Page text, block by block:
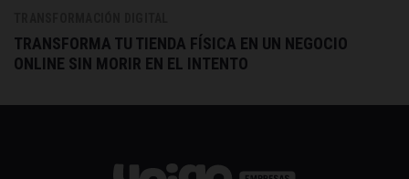
TRANSFORMA TU TIENDA FÍSICA EN UN NEGOCIO
ONLINE SIN MORIR EN EL INTENTO